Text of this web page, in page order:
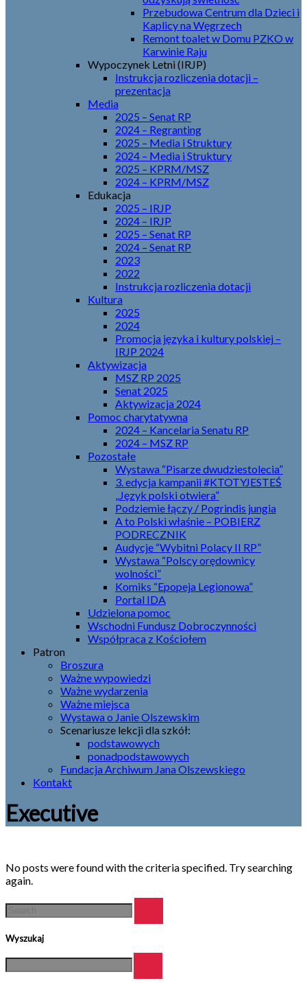
Przebudowa Centrum dla Dzieci i
Kaplicy na Węgrzech
Remont toalet w Domu PZKO w
Karwinie Raju
Wypoczynek Letni (IRJP)
Instrukcja rozliczenia dotacji –
prezentacja
Media
2025 – Senat RP
2024 – Regranting
2025 – Media i Struktury
2024 – Media i Struktury
2025 – KPRM/MSZ
2024 – KPRM/MSZ
Edukacja
2025 – IRJP
2024 – IRJP
2025 – Senat RP
2024 – Senat RP
2023
2022
Instrukcja rozliczenia dotacji
Kultura
2025
2024
Promocja języka i kultury polskiej –
IRJP 2024
Aktywizacja
MSZ RP 2025
Senat 2025
Aktywizacja 2024
Pomoc charytatywna
2024 – Kancelaria Senatu RP
2024 – MSZ RP
Pozostałe
Wystawa “Pisarze dwudziestolecia”
3. edycja kampanii #KTOTYJESTEŚ
„Język polski otwiera”
Podziemie łączy / Pogrindis jungia
A to Polski właśnie – POBIERZ
PODRECZNIK
Audycje “Wybitni Polacy II RP”
Wystawa “Polscy orędownicy
wolności”
Komiks “Epopeja Legionowa”
Portal IDA
Udzielona pomoc
Wschodni Fundusz Dobroczynności
Współpraca z Kościołem
Patron
Broszura
Ważne wypowiedzi
Ważne wydarzenia
Ważne miejsca
Wystawa o Janie Olszewskim
Scenariusze lekcji dla szkół:
podstawowych
ponadpodstawowych
Fundacja Archiwum Jana Olszewskiego
Kontakt
Executive
No posts were found with the criteria specified. Try searching
again.
Wyszukaj